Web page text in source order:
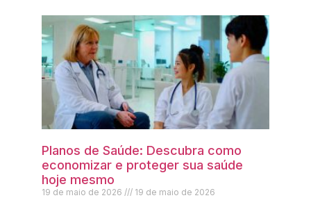
Planos de Saúde: Descubra como
economizar e proteger sua saúde
hoje mesmo
19 de maio de 2026 19 de maio de 2026